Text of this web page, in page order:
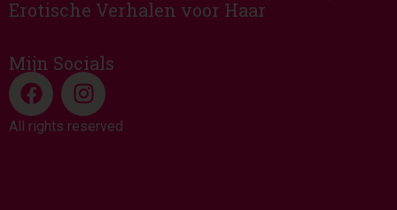
Erotische Verhalen voor Haar
Mijn Socials
All rights reserved